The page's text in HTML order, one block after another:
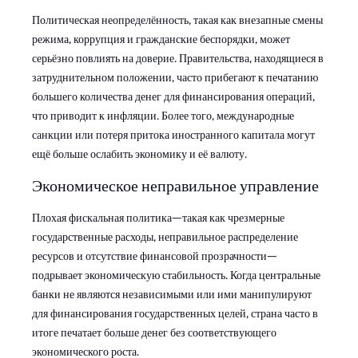
Политическая неопределённость, такая как внезапные смены
режима, коррупция и гражданские беспорядки, может
серьёзно повлиять на доверие. Правительства, находящиеся в
затруднительном положении, часто прибегают к печатанию
большего количества денег для финансирования операций,
что приводит к инфляции. Более того, международные
санкции или потеря притока иностранного капитала могут
ещё больше ослабить экономику и её валюту.
Экономическое неправильное управление
Плохая фискальная политика—такая как чрезмерные
государственные расходы, неправильное распределение
ресурсов и отсутствие финансовой прозрачности—
подрывает экономическую стабильность. Когда центральные
банки не являются независимыми или ими манипулируют
для финансирования государственных целей, страна часто в
итоге печатает больше денег без соответствующего
экономического роста.